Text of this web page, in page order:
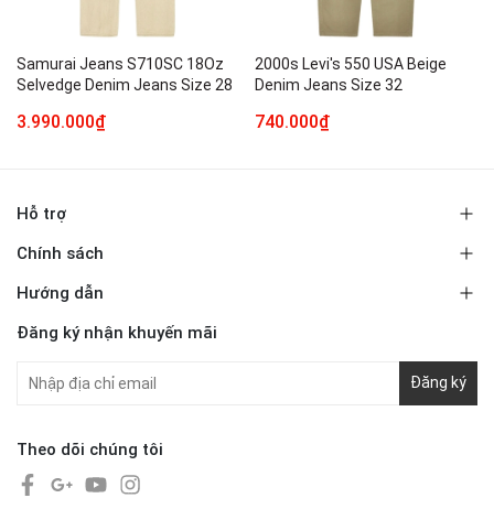
Samurai Jeans S710SC 18Oz
Selvedge Denim Jeans Size 28
3.990.000₫
2000s Levi's 550 USA Beige
Denim Jeans Size 32
740.000₫
Hỗ trợ
Chính sách
Hướng dẫn
Đăng ký nhận khuyến mãi
Đăng ký
Theo dõi chúng tôi